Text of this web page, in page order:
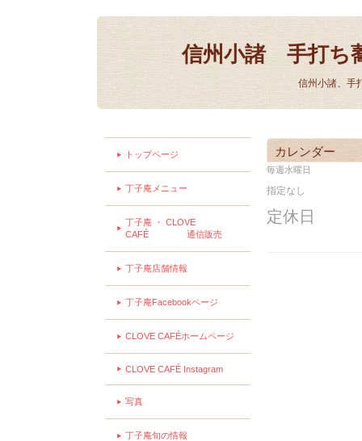
信州小諸 手打ち
信州小諸、手
カレンダー
毎週水曜日
指定なし
定休日
トップページ
丁子庵メニュー
丁子庵 ・ CLOVE
CAFÉ 通信販売
丁子庵店舗情報
丁子庵Facebookページ
CLOVE CAFÉホームページ
CLOVE CAFÉ Instagram
写真
丁子庵旬の情報